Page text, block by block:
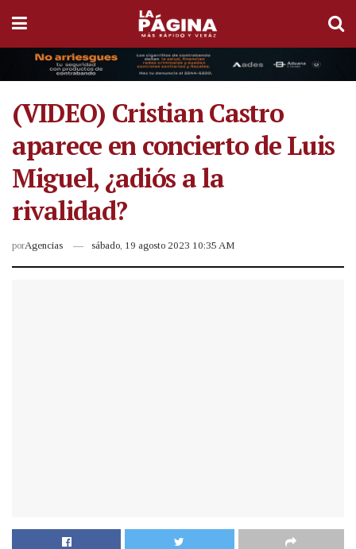
(VIDEO) Cristian Castro
aparece en concierto de Luis
Miguel, ¿adiós a la
rivalidad?
porAgencias sábado, 19 agosto 2023 10:35 AM